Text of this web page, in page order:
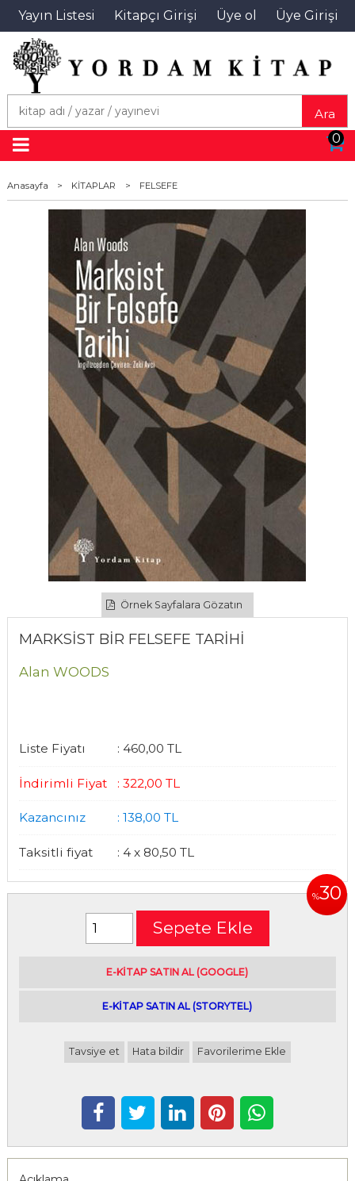
Yayın Listesi Kitapçı Girişi Üye ol Üye Girişi
Ara
0
Anasayfa > KİTAPLAR > FELSEFE
Örnek Sayfalara Gözatın
MARKSİST BİR FELSEFE TARİHİ
Alan WOODS
Liste Fiyatı : 460,00 TL
İndirimli Fiyat : 322,00 TL
Kazancınız : 138,00 TL
Taksitli fiyat : 4 x 80,50 TL
%30
Sepete Ekle
E-KİTAP SATIN AL (GOOGLE)
E-KİTAP SATIN AL (STORYTEL)
Tavsiye et Hata bildir Favorilerime Ekle